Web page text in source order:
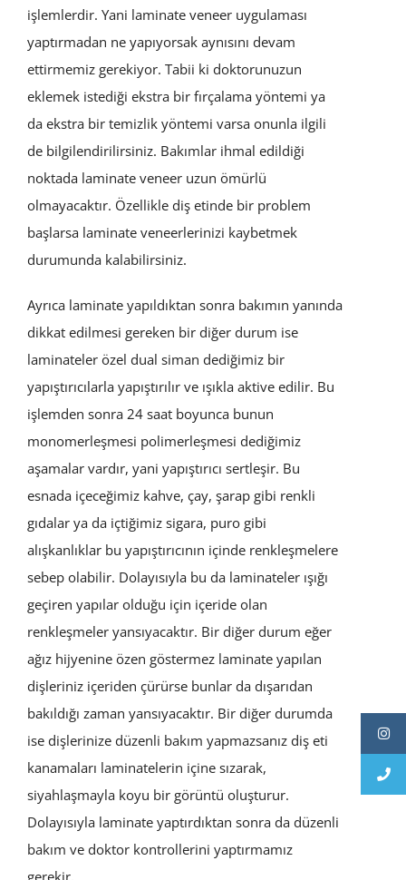
işlemlerdir. Yani laminate veneer uygulaması
yaptırmadan ne yapıyorsak aynısını devam
ettirmemiz gerekiyor. Tabii ki doktorunuzun
eklemek istediği ekstra bir fırçalama yöntemi ya
da ekstra bir temizlik yöntemi varsa onunla ilgili
de bilgilendirilirsiniz. Bakımlar ihmal edildiği
noktada laminate veneer uzun ömürlü
olmayacaktır. Özellikle diş etinde bir problem
başlarsa laminate veneerlerinizi kaybetmek
durumunda kalabilirsiniz.
Ayrıca laminate yapıldıktan sonra bakımın yanında
dikkat edilmesi gereken bir diğer durum ise
laminateler özel dual siman dediğimiz bir
yapıştırıcılarla yapıştırılır ve ışıkla aktive edilir. Bu
işlemden sonra 24 saat boyunca bunun
monomerleşmesi polimerleşmesi dediğimiz
aşamalar vardır, yani yapıştırıcı sertleşir. Bu
esnada içeceğimiz kahve, çay, şarap gibi renkli
gıdalar ya da içtiğimiz sigara, puro gibi
alışkanlıklar bu yapıştırıcının içinde renkleşmelere
sebep olabilir. Dolayısıyla bu da laminateler ışığı
geçiren yapılar olduğu için içeride olan
renkleşmeler yansıyacaktır. Bir diğer durum eğer
ağız hijyenine özen göstermez laminate yapılan
dişleriniz içeriden çürürse bunlar da dışarıdan
bakıldığı zaman yansıyacaktır. Bir diğer durumda
ise dişlerinize düzenli bakım yapmazsanız diş eti
kanamaları laminatelerin içine sızarak,
siyahlaşmayla koyu bir görüntü oluşturur.
Dolayısıyla laminate yaptırdıktan sonra da düzenli
bakım ve doktor kontrollerini yaptırmamız